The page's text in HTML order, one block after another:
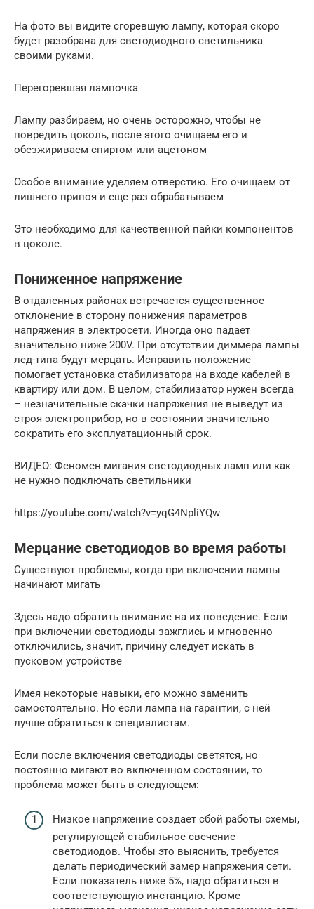
На фото вы видите сгоревшую лампу, которая скоро
будет разобрана для светодиодного светильника
своими руками.
Перегоревшая лампочка
Лампу разбираем, но очень осторожно, чтобы не
повредить цоколь, после этого очищаем его и
обезжириваем спиртом или ацетоном
Особое внимание уделяем отверстию. Его очищаем от
лишнего припоя и еще раз обрабатываем
Это необходимо для качественной пайки компонентов
в цоколе.
Пониженное напряжение
В отдаленных районах встречается существенное
отклонение в сторону понижения параметров
напряжения в электросети. Иногда оно падает
значительно ниже 200V. При отсутствии диммера лампы
лед-типа будут мерцать. Исправить положение
помогает установка стабилизатора на входе кабелей в
квартиру или дом. В целом, стабилизатор нужен всегда
– незначительные скачки напряжения не выведут из
строя электроприбор, но в состоянии значительно
сократить его эксплуатационный срок.
ВИДЕО: Феномен мигания светодиодных ламп или как
не нужно подключать светильники
https://youtube.com/watch?v=yqG4NpliYQw
Мерцание светодиодов во время работы
Существуют проблемы, когда при включении лампы
начинают мигать
Здесь надо обратить внимание на их поведение. Если
при включении светодиоды зажглись и мгновенно
отключились, значит, причину следует искать в
пусковом устройстве
Имея некоторые навыки, его можно заменить
самостоятельно. Но если лампа на гарантии, с ней
лучше обратиться к специалистам.
Если после включения светодиоды светятся, но
постоянно мигают во включенном состоянии, то
проблема может быть в следующем:
Низкое напряжение создает сбой работы схемы,
регулирующей стабильное свечение
светодиодов. Чтобы это выяснить, требуется
делать периодический замер напряжения сети.
Если показатель ниже 5%, надо обратиться в
соответствующую инстанцию. Кроме